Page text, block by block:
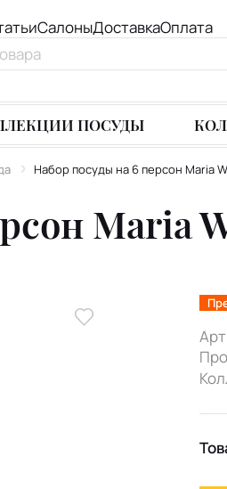
СалоныДоставкаОплата
ПОСУДЫ
Набор посуды на 6 персон Maria
Maria